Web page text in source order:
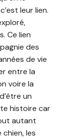
leur lien.
Ce lien
des
de vie
entre la
voire la
un
histoire car
autant
chien, les